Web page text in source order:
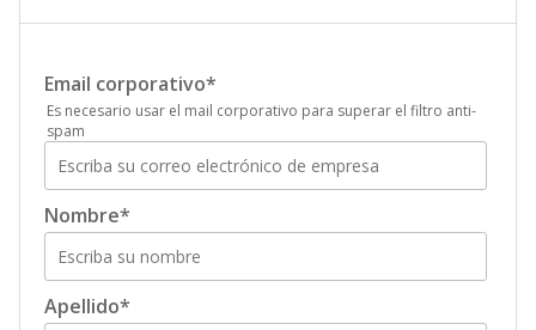
Email corporativo*
Es necesario usar el mail corporativo para superar el filtro anti-
spam
Nombre*
Apellido*